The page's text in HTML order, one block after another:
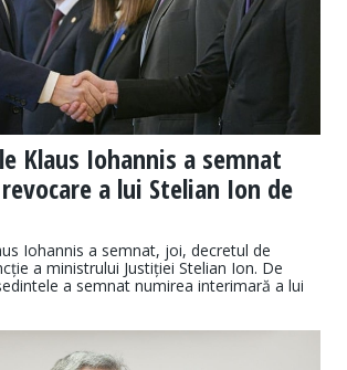
Klaus Iohannis a semnat
a lui Stelian Ion de
Iohannis a semnat, joi, decretul de
a ministrului Justiției Stelian Ion. De
a semnat numirea interimară a lui